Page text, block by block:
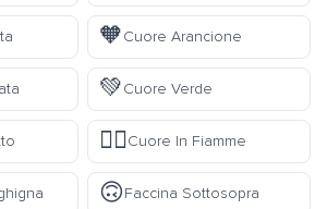
🧡Cuore Arancione
💚Cuore Verde
❤️‍🔥Cuore In Fiamme
🙃Faccina Sottosopra